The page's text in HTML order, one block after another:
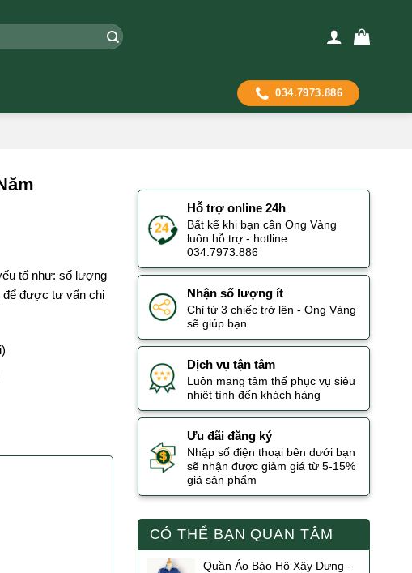
034.7973.886
tố như: số lượng
để được tư vấn chi
Hỗ trợ online 24h
Bất kể khi bạn cần Ong Vàng
luôn hỗ trợ - hotline
034.7973.886
Nhận số lượng ít
Chỉ từ 3 chiếc trở lên - Ong Vàng
sẽ giúp bạn
Dịch vụ tận tâm
Luôn mang tâm thế phục vụ siêu
nhiệt tình đến khách hàng
Ưu đãi đăng ký
Nhập số điện thoại bên dưới bạn
sẽ nhận được giảm giá từ 5-15%
giá sản phẩm
CÓ THỂ BẠN QUAN TÂM
Quần Áo Bảo Hộ Xây Dựng -